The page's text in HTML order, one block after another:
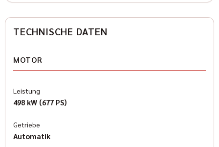
TECHNISCHE DATEN
MOTOR
Leistung
498 kW (677 PS)
Getriebe
Automatik